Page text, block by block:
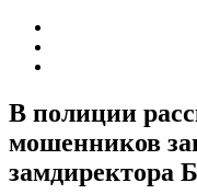
В полиции
мошенников
замдиректора